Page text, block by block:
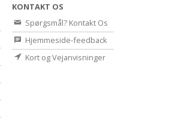
KONTAKT OS
Spørgsmål? Kontakt Os
Hjemmeside-feedback
Kort og Vejanvisninger